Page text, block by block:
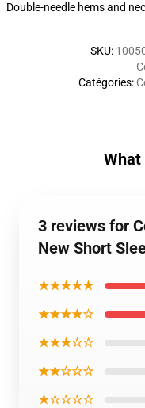
Double-needle hems and
SKU:
Catégories:
What
3 reviews for
New Short
★★★★★
★★★★☆
★★★☆☆
★★☆☆☆
★☆☆☆☆